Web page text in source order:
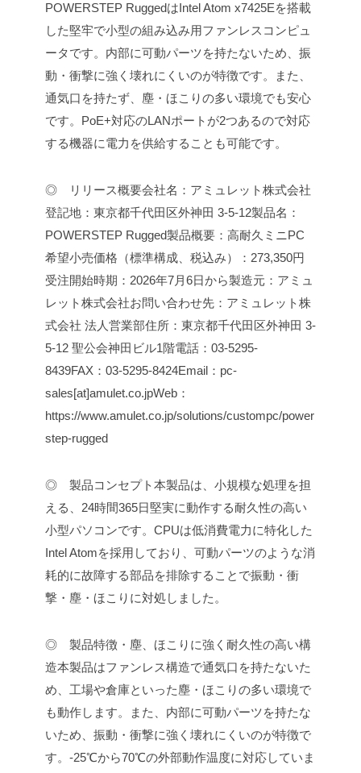
POWERSTEP RuggedはIntel Atom x7425Eを搭載
した堅牢で小型の組み込み用ファンレスコンピュ
ータです。内部に可動パーツを持たないため、振
動・衝撃に強く壊れにくいのが特徴です。また、
通気口を持たず、塵・ほこりの多い環境でも安心
です。 PoE+対応のLANポートが2つあるので対応
する機器に電力を供給することも可能です。
◎ リリース概要会社名：アミュレット株式会社
登記地：東京都千代田区外神田 3-5-12製品名：
POWERSTEP Rugged製品概要：高耐久ミニPC
希望小売価格（標準構成、税込み）：273,350円
受注開始時期：2026年7月6日から製造元：アミュ
レット株式会社お問い合わせ先：アミュレット株
式会社 法人営業部住所：東京都千代田区外神田 3-
5-12 聖公会神田ビル1階電話：03-5295-
8439FAX：03-5295-8424Email：pc-
sales[at]amulet.co.jpWeb：
https://www.amulet.co.jp/solutions/custompc/power
step-rugged
◎ 製品コンセプト本製品は、小規模な処理を担
える、24時間365日堅実に動作する耐久性の高い
小型パソコンです。CPUは低消費電力に特化した
Intel Atomを採用しており、可動パーツのような消
耗的に故障する部品を排除することで振動・衝
撃・塵・ほこりに対処しました。
◎ 製品特徴 ・塵、ほこりに強く耐久性の高い構
造本製品はファンレス構造で通気口を持たないた
め、工場や倉庫といった塵・ほこりの多い環境で
も動作します。また、内部に可動パーツを持たな
いため、振動・衝撃に強く壊れにくいのが特徴で
す。-25℃から70℃の外部動作温度に対応していま